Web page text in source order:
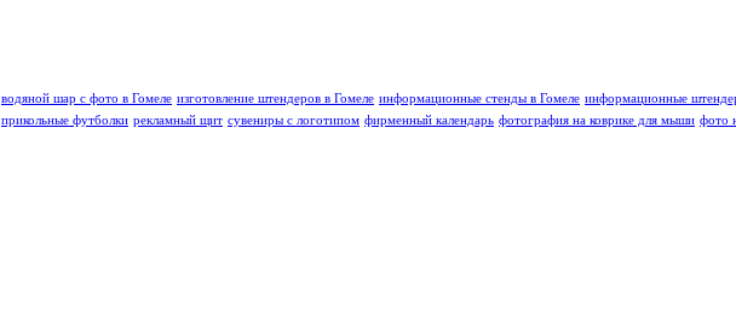
водяной шар с фото в Гомеле изготовление штендеров в Гомеле информационные стенды в Гомеле информационные
прикольные футболки рекламный щит сувениры с логотипом фирменный календарь фотография на коврике для мыши фото